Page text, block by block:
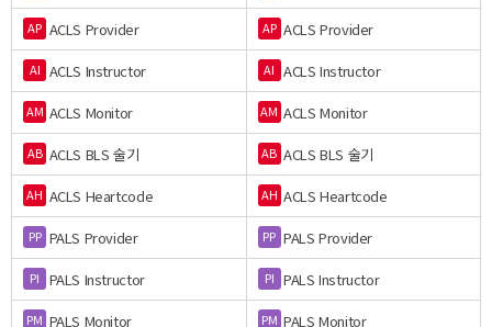
AP ACLS Provider AP ACLS Provider
AI ACLS Instructor AI ACLS Instructor
AM ACLS Monitor AM ACLS Monitor
AB ACLS BLS 술기 AB ACLS BLS 술기
AH ACLS Heartcode AH ACLS Heartcode
PP PALS Provider PP PALS Provider
PI PALS Instructor PI PALS Instructor
PM PALS Monitor PM PALS Monitor